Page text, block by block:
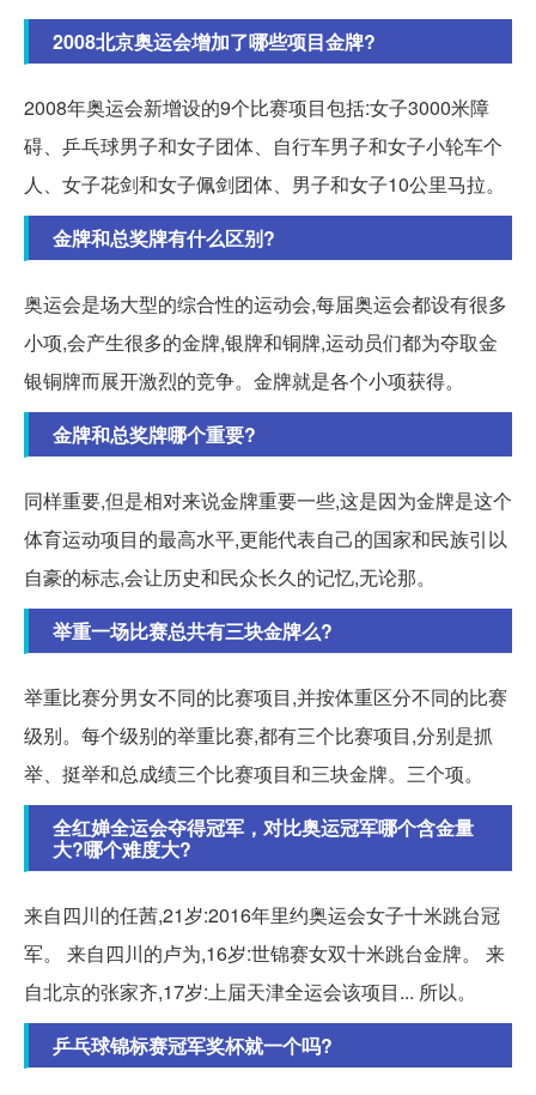
2008北京奥运会增加了哪些项目金牌?
2008年奥运会新增设的9个比赛项目包括:女子3000米障
碍、乒乓球男子和女子团体、自行车男子和女子小轮车个
人、女子花剑和女子佩剑团体、男子和女子10公里马拉。
金牌和总奖牌有什么区别?
奥运会是场大型的综合性的运动会,每届奥运会都设有很多
小项,会产生很多的金牌,银牌和铜牌,运动员们都为夺取金
银铜牌而展开激烈的竞争。金牌就是各个小项获得。
金牌和总奖牌哪个重要?
同样重要,但是相对来说金牌重要一些,这是因为金牌是这个
体育运动项目的最高水平,更能代表自己的国家和民族引以
自豪的标志,会让历史和民众长久的记忆,无论那。
举重一场比赛总共有三块金牌么?
举重比赛分男女不同的比赛项目,并按体重区分不同的比赛
级别。每个级别的举重比赛,都有三个比赛项目,分别是抓
举、挺举和总成绩三个比赛项目和三块金牌。三个项。
全红婵全运会夺得冠军，对比奥运冠军哪个含金量
大?哪个难度大?
来自四川的任茜,21岁:2016年里约奥运会女子十米跳台冠
军。 来自四川的卢为,16岁:世锦赛女双十米跳台金牌。 来
自北京的张家齐,17岁:上届天津全运会该项目... 所以。
乒乓球锦标赛冠军奖杯就一个吗?